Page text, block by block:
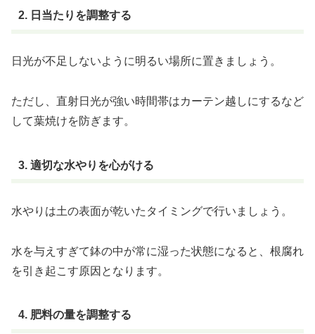
2. 日当たりを調整する
日光が不足しないように明るい場所に置きましょう。
ただし、直射日光が強い時間帯はカーテン越しにするなど
して葉焼けを防ぎます。
3. 適切な水やりを心がける
水やりは土の表面が乾いたタイミングで行いましょう。
水を与えすぎて鉢の中が常に湿った状態になると、根腐れ
を引き起こす原因となります。
4. 肥料の量を調整する